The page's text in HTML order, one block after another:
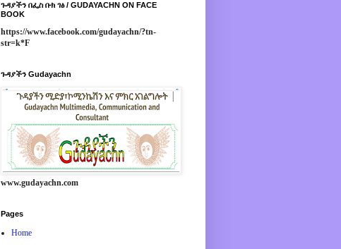
ጉዳያችን በፌስ ቡክ ገፅ / GUDAYACHN ON FACE
BOOK
https://www.facebook.com/gudayachn/?tn-
str=k*F
ጉዳያችን Gudayachn
www.gudayachn.com
Pages
Home